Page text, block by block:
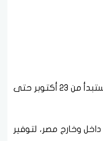
وأشار رئيس الجهاز التنفيذي إلى أن فترة الدعاية الانتخابية للمرحلة الأولى ستبدأ من 23 أكتوبر حتى
وخارج مصر، لتوفير